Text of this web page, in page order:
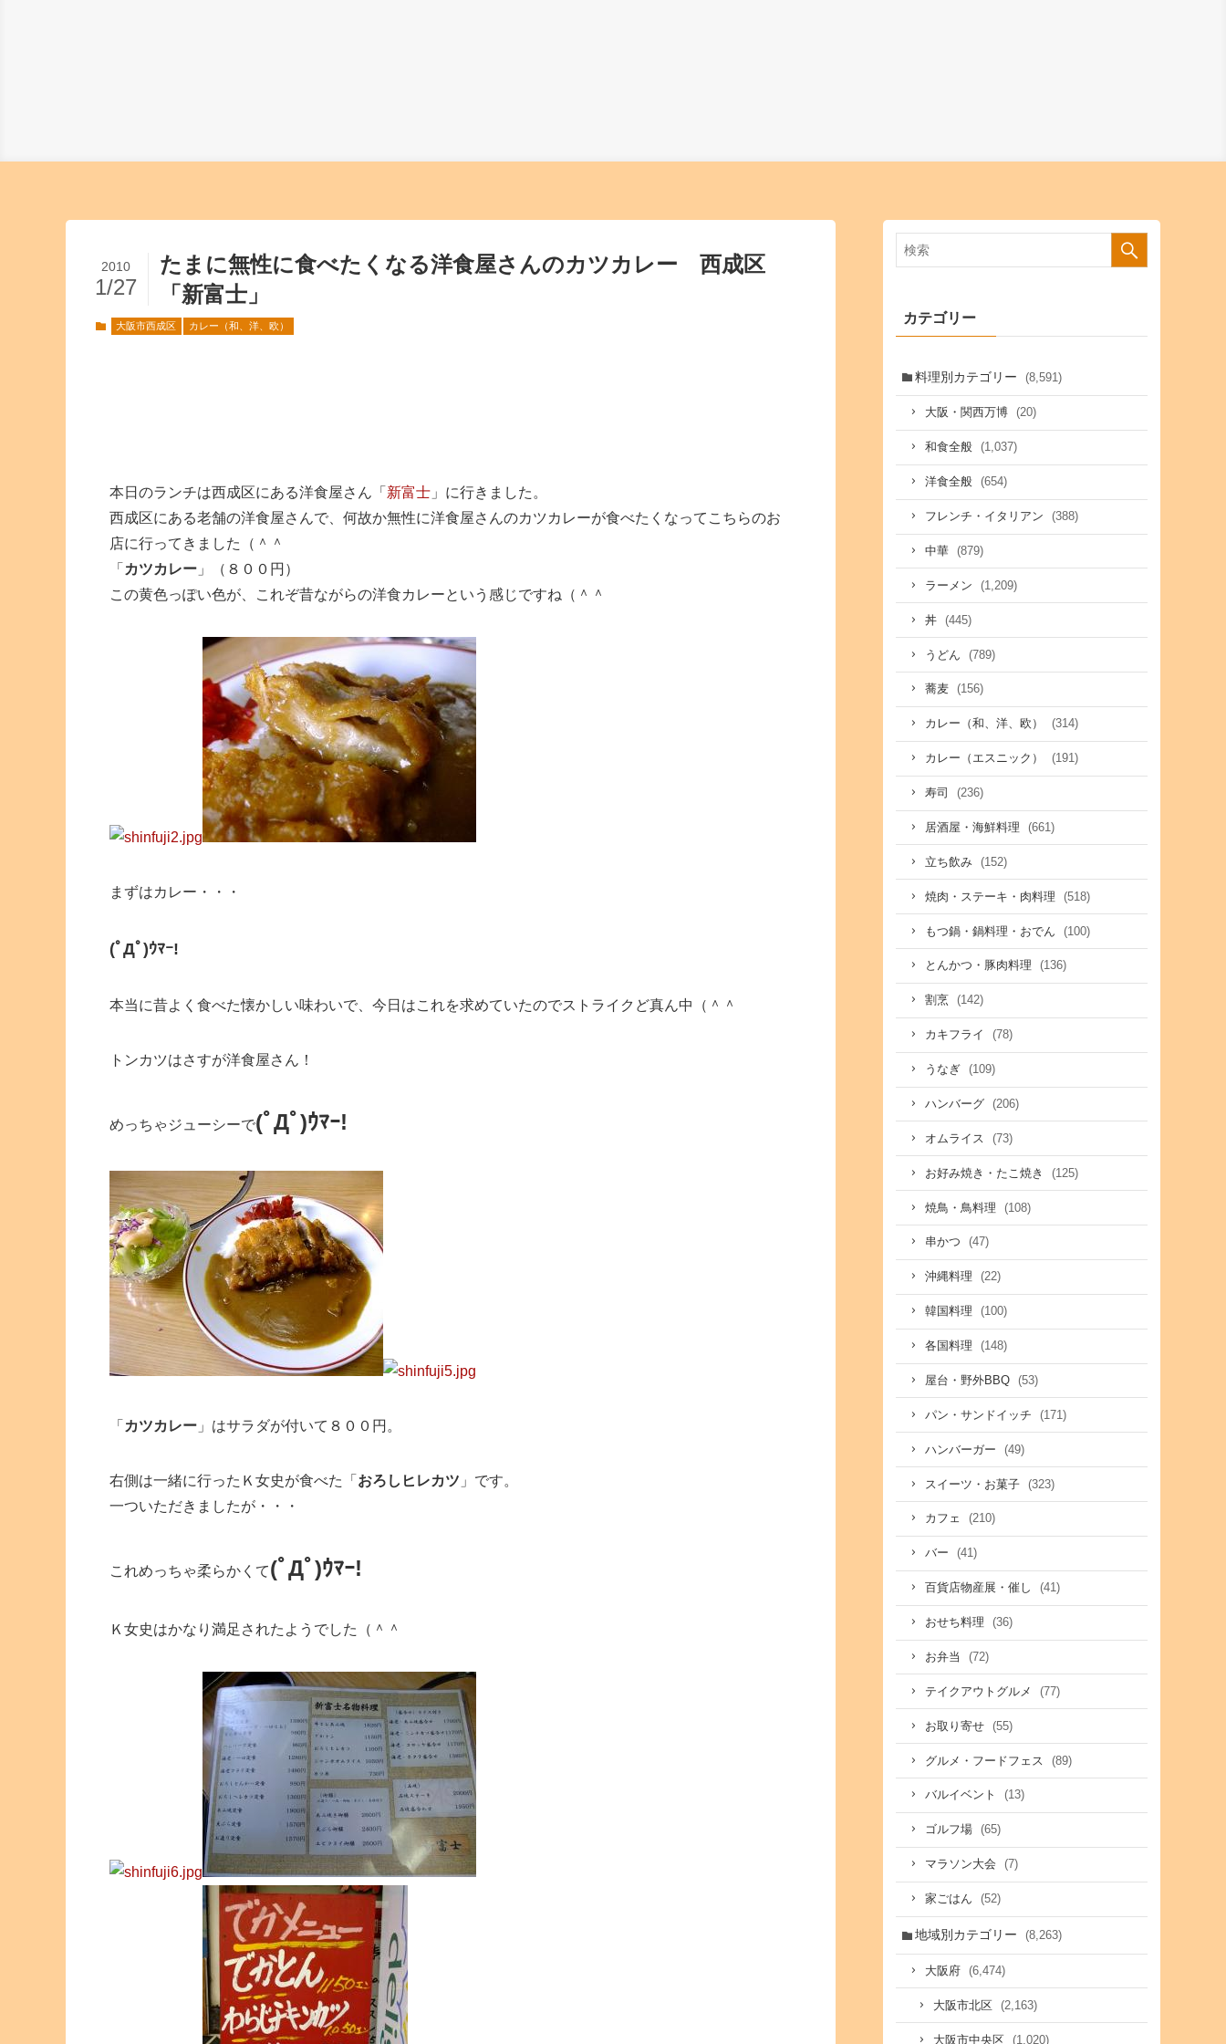
たまに無性に食べたくなる洋食屋さんのカツカレー 西成区
「新富士」
2010
1/27
大阪市西成区 カレー（和、洋、欧）
本日のランチは西成区にある洋食屋さん「 新富士 」に行きました。
西成区にある老舗の洋食屋さんで、何故か無性に洋食屋さんのカツカレーが食べたくなってこちらのお
店に行ってきました（＾＾
「 カツカレー 」（８００円）
この黄色っぽい色が、これぞ昔ながらの洋食カレーという感じですね（＾＾
まずはカレー・・・
(ﾟДﾟ)ｳﾏｰ!
本当に昔よく食べた懐かしい味わいで、今日はこれを求めていたのでストライクど真ん中（＾＾
トンカツはさすが洋食屋さん！
めっちゃジューシーで(ﾟДﾟ)ｳﾏｰ!
「 カツカレー 」はサラダが付いて８００円。
右側は一緒に行ったＫ女史が食べた「 おろしヒレカツ 」です。
一ついただきましたが・・・
これめっちゃ柔らかくて(ﾟДﾟ)ｳﾏｰ!
Ｋ女史はかなり満足されたようでした（＾＾
カテゴリー
料理別カテゴリー (8,591)
大阪・関西万博 (20)
和食全般 (1,037)
洋食全般 (654)
フレンチ・イタリアン (388)
中華 (879)
ラーメン (1,209)
丼 (445)
うどん (789)
蕎麦 (156)
カレー（和、洋、欧） (314)
カレー（エスニック） (191)
寿司 (236)
居酒屋・海鮮料理 (661)
立ち飲み (152)
焼肉・ステーキ・肉料理 (518)
もつ鍋・鍋料理・おでん (100)
とんかつ・豚肉料理 (136)
割烹 (142)
カキフライ (78)
うなぎ (109)
ハンバーグ (206)
オムライス (73)
お好み焼き・たこ焼き (125)
焼鳥・鳥料理 (108)
串かつ (47)
沖縄料理 (22)
韓国料理 (100)
各国料理 (148)
屋台・野外BBQ (53)
パン・サンドイッチ (171)
ハンバーガー (49)
スイーツ・お菓子 (323)
カフェ (210)
バー (41)
百貨店物産展・催し (41)
おせち料理 (36)
お弁当 (72)
テイクアウトグルメ (77)
お取り寄せ (55)
グルメ・フードフェス (89)
バルイベント (13)
ゴルフ場 (65)
マラソン大会 (7)
家ごはん (52)
地域別カテゴリー (8,263)
大阪府 (6,474)
大阪市北区 (2,163)
大阪市中央区 (1,020)